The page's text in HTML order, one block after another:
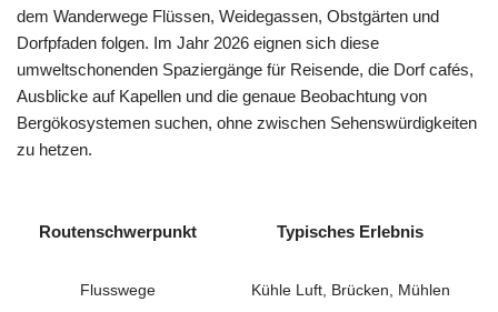
dem Wanderwege Flüssen, Weidegassen, Obstgärten und
Dorfpfaden folgen. Im Jahr 2026 eignen sich diese
umweltschonenden Spaziergänge für Reisende, die Dorf cafés,
Ausblicke auf Kapellen und die genaue Beobachtung von
Bergökosystemen suchen, ohne zwischen Sehenswürdigkeiten
zu hetzen.
Routenschwerpunkt Typisches Erlebnis
Flusswege Kühle Luft, Brücken, Mühlen